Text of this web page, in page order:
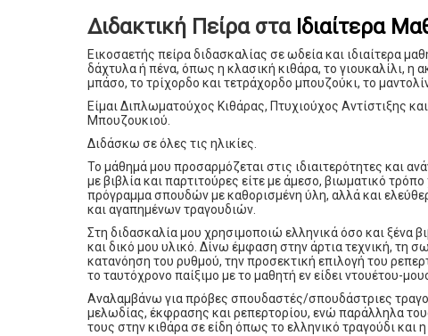
Διδακτική Πείρα στα Ιδιαίτερα
Εικοσαετής πείρα διδασκαλίας σε ωδεία και ιδιαίτερα
δάχτυλα ή πένα, όπως η κλασική κιθάρα, το γιουκαλίλι, η
μπάσο, το τρίχορδο και τετράχορδο μπουζούκι, το
Είμαι Διπλωματούχος Κιθάρας, Πτυχιούχος Αντίστιξης
Μπουζουκιού.
Διδάσκω σε όλες τις ηλικίες.
Το μάθημά μου προσαρμόζεται στις ιδιαιτερότητες και
με βιβλία και παρτιτούρες είτε με άμεσο, βιωματικό
πρόγραμμα σπουδών με καθορισμένη ύλη, αλλά και
και αγαπημένων τραγουδιών.
Στη διδασκαλία μου χρησιμοποιώ ελληνικά όσο και ξένα
και δικό μου υλικό. Δίνω έμφαση στην άρτια τεχνική, τη
κατανόηση του ρυθμού, την προσεκτική επιλογή του
το ταυτόχρονο παίξιμο με το μαθητή εν είδει ντουέτου-
Αναλαμβάνω για πρόβες σπουδαστές/σπουδάστριες
μελωδίας, έκφρασης και ρεπερτορίου, ενώ παράλληλα
τους στην κιθάρα σε είδη όπως το ελληνικό τραγούδι και